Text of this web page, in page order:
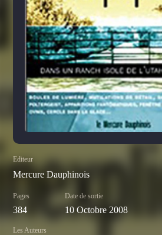
Editeur
Mercure Dauphinois
Pages
384
Date de sortie
10 Octobre 2008
Les Auteurs